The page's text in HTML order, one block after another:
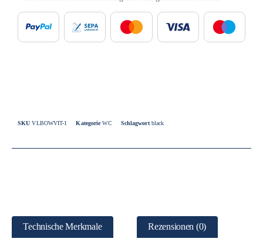
SKUVLBOWVIT-1 Kategorie WC Schlagwort black
Technische Merkmale Rezensionen (0)